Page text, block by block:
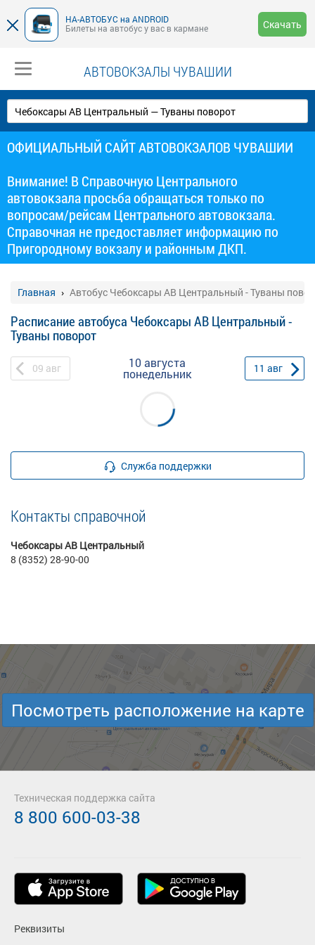
НА-АВТОБУС на ANDROID
Билеты на автобус у вас в кармане
Скачать
АВТОВОКЗАЛЫ ЧУВАШИИ
ОФИЦИАЛЬНЫЙ САЙТ АВТОВОКЗАЛОВ ЧУВАШИИ
Внимание! В Справочную Центрального
автовокзала просьба обращаться только по
вопросам/рейсам Центрального автовокзала.
Справочная не предоставляет информацию по
Пригородному вокзалу и районным ДКП.
Главная Автобус Чебоксары АВ Центральный - Туваны
Расписание автобуса Чебоксары АВ Центральный -
Туваны поворот
09 авг 10 августа
понедельник 11 авг
Служба поддержки
Контакты справочной
Чебоксары АВ Центральный
8 (8352) 28-90-00
Посмотреть расположение на карте
Реквизиты
Техническая поддержка сайта
8 800 600-03-38